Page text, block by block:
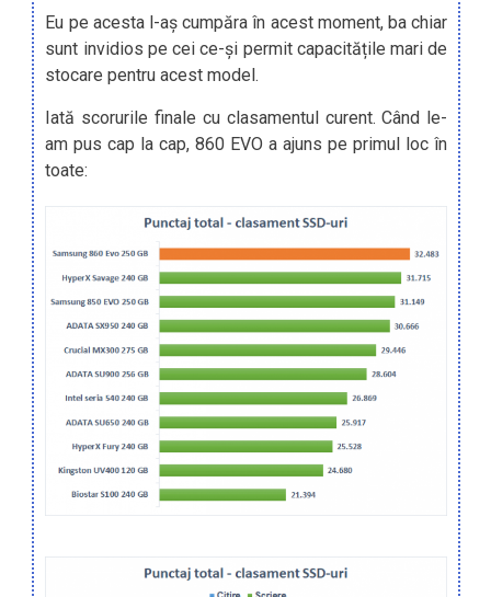
Eu pe acesta l-aș cumpăra în acest moment, ba chiar
sunt invidios pe cei ce-și permit capacitățile mari de
stocare pentru acest model.
Iată scorurile finale cu clasamentul curent. Când le-
am pus cap la cap, 860 EVO a ajuns pe primul loc în
toate: